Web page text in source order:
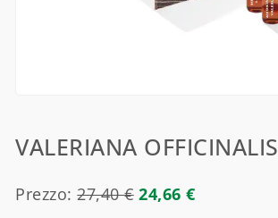
VALERIANA OFFICINALIS
Prezzo:27,40€ 24,66€